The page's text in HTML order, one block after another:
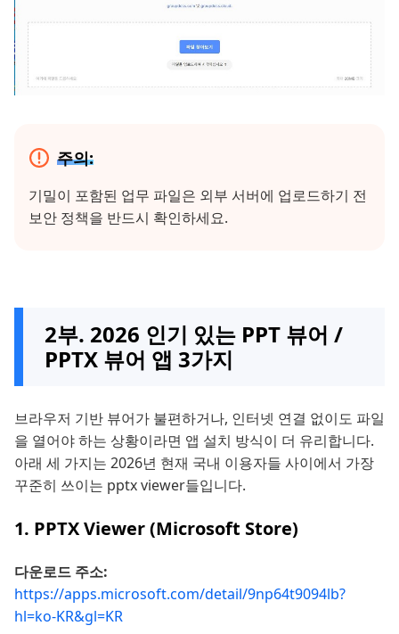
주의:
기밀이 포함된 업무 파일은 외부 서버에 업로드하기 전
보안 정책을 반드시 확인하세요.
2부. 2026 인기 있는 PPT 뷰어 /
PPTX 뷰어 앱 3가지
브라우저 기반 뷰어가 불편하거나, 인터넷 연결 없이도 파일
을 열어야 하는 상황이라면 앱 설치 방식이 더 유리합니다.
아래 세 가지는 2026년 현재 국내 이용자들 사이에서 가장
꾸준히 쓰이는 pptx viewer들입니다.
1. PPTX Viewer (Microsoft Store)
다운로드 주소:
https://apps.microsoft.com/detail/9np64t9094lb?
hl=ko-KR&gl=KR